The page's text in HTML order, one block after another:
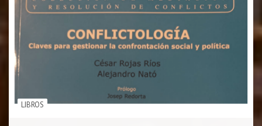
LIBROS